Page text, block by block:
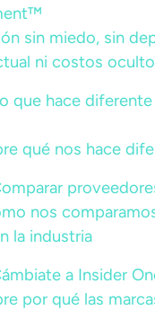
sin miedo, sin
ni costos
que hace
qué nos hace
nos
la industria
a Insider
por qué las